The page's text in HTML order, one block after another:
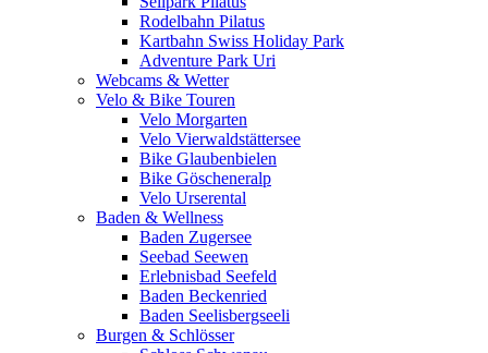
Rodelbahn Pilatus
Kartbahn Swiss Holiday Park
Adventure Park Uri
Webcams & Wetter
Velo & Bike Touren
Velo Morgarten
Velo Vierwaldstättersee
Bike Glaubenbielen
Bike Göscheneralp
Velo Urserental
Baden & Wellness
Baden Zugersee
Seebad Seewen
Erlebnisbad Seefeld
Baden Beckenried
Baden Seelisbergseeli
Burgen & Schlösser